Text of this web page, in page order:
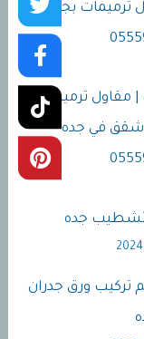
ترميمات بجده
مقاول ترميمات
في جده
جده
تركيب ورق جدران